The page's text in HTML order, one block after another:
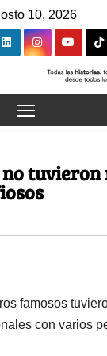
10, 2026
tuvieron
famosos
con varios